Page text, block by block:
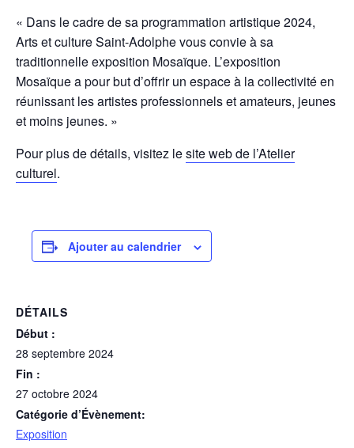
« Dans le cadre de sa programmation artistique 2024,
Arts et culture Saint-Adolphe vous convie à sa
traditionnelle exposition Mosaïque. L’exposition
Mosaïque a pour but d’offrir un espace à la collectivité en
réunissant les artistes professionnels et amateurs, jeunes
et moins jeunes. »
Pour plus de détails, visitez lesite web de l’Atelier
culturel.
Ajouter au calendrier
DÉTAILS
Début :
28 septembre 2024
Fin :
27 octobre 2024
Catégorie d’Évènement:
Exposition